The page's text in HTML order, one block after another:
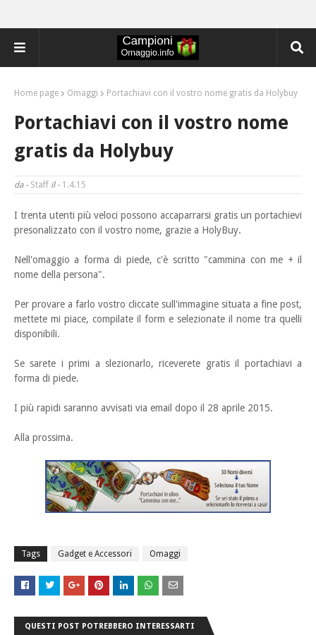
Home page Omaggi Portachiavi con il vostro nome gratis da Holybuy
Portachiavi con il vostro nome
gratis da Holybuy
da - Staff il - 1.4.15
I trenta utenti più veloci possono accaparrarsi gratis un portachievi
presonalizzato con il vostro nome, grazie a HolyBuy.
Nell'omaggio a forma di piede, c'è scritto "cammina con me + il
nome della persona".
Per provare a farlo vostro cliccate sull'immagine situata a fine post,
mettete mi piace, compilate il form e selezionate il nome tra quelli
disponibili.
Se sarete i primi a slezionarlo, riceverete gratis il portachiavi a
forma di piede.
I più rapidi saranno avvisati via email dopo il 28 aprile 2015.
Alla prossima.
Tags Gadget e Accessori Omaggi
QUESTI POST POTREBBERO INTERESSARTI